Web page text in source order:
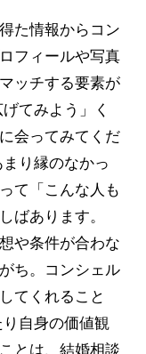
た情報からコン
フィールや写真
ッチする要素が
てみよう」く
会ってみてくだ
り縁のなかっ
て「こんな人も
ばあります。
や条件が合わな
ち。コンシェル
てくれること
自身の価値観
とは、結婚相談